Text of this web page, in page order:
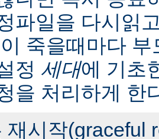
파일을 다시읽
죽을때마다
정 세대에 기초
을 처리하게 한
재시작(graceful